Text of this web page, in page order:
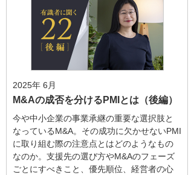
2025年 6月
M&Aの成否を分けるPMIとは（後編）
今や中小企業の事業承継の重要な選択肢と
なっているM&A。その成功に欠かせないPMI
に取り組む際の注意点とはどのようなもの
なのか。支援先の選び方やM&Aのフェーズ
ごとにすべきこと、優先順位、経営者の心